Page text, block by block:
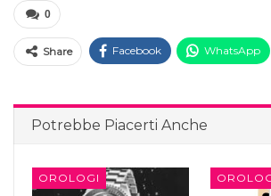
0
Share Facebook WhatsApp
Potrebbe Piacerti Anche
OROLOGI